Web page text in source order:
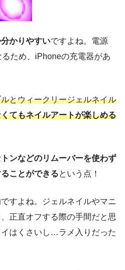
かりやすいですよね。電源
ため、iPhoneの充電器があ
とウィークリージェルネイル
てもネイルアートが楽しめる
ンなどのリムーバーを使わず
ことができるという点！
すよね。ジェルネイルやマニ
正直オフする際の手間だと思
はくさいし…ラメ入りだった